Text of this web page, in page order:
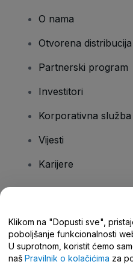
O nama
Otvorena distribucija
Partnerski program
Investitori
Korporativna služba
Vijesti
Karijere
Centar za pomoć/
Klikom na "Dopusti sve",
poboljšanje funkcionalnosti
U suprotnom, koristit ćemo
naš Pravilnik o kolačićima za